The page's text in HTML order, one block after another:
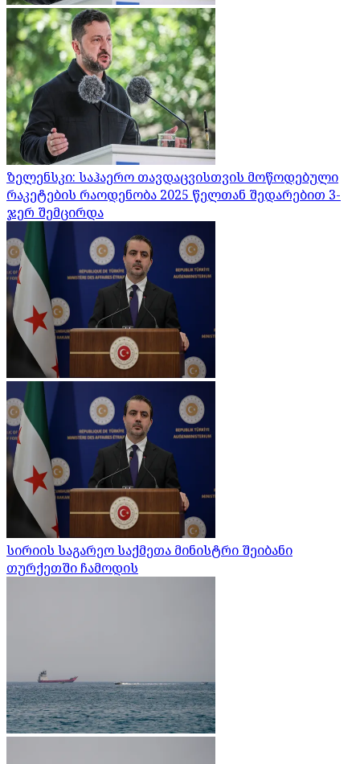
ზელენსკი: საჰაერო თავდაცვისთვის მოწოდებული
რაკეტების რაოდენობა 2025 წელთან შედარებით 3-
ჯერ შემცირდა
სირიის საგარეო საქმეთა მინისტრი შეიბანი
თურქეთში ჩამოდის